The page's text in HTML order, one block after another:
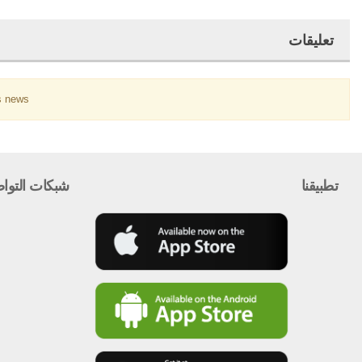
تعليقات
شبكات تطبيقنا